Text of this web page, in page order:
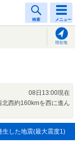
検索 メニュー
現在地
08日13:00現在
西約160kmを西に進ん
生した地震(最大震度1)